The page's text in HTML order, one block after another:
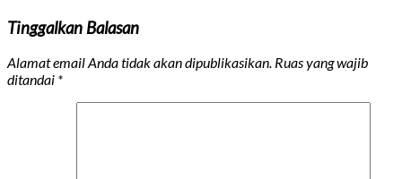
Tinggalkan Balasan
Alamat email Anda tidak akan dipublikasikan. Ruas yang wajib
ditandai *